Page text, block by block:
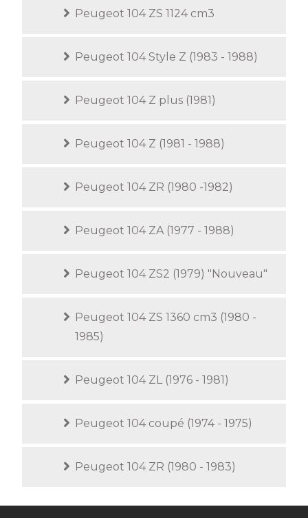
Peugeot 104 ZS 1124 cm3
Peugeot 104 Style Z (1983 - 1988)
Peugeot 104 Z plus (1981)
Peugeot 104 Z (1981 - 1988)
Peugeot 104 ZR (1980 -1982)
Peugeot 104 ZA (1977 - 1988)
Peugeot 104 ZS2 (1979) "Nouveau"
Peugeot 104 ZS 1360 cm3 (1980 -
1985)
Peugeot 104 ZL (1976 - 1981)
Peugeot 104 coupé (1974 - 1975)
Peugeot 104 ZR (1980 - 1983)